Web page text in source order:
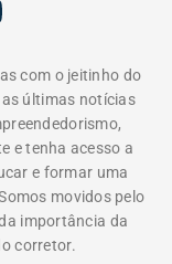
com o jeitinho do
últimas notícias
e tenha acesso a
e formar uma
movidos pelo
importância da
corretor.